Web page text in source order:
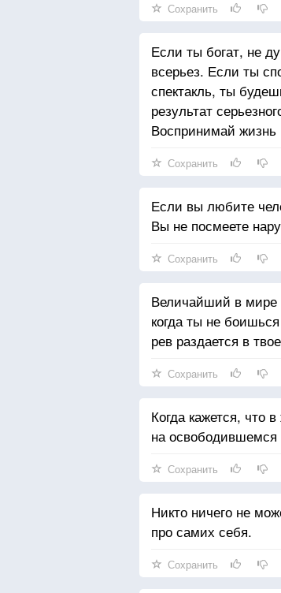
Сохранить
Если ты богат, не
всерьез. Если ты
спектакль, ты
результат
Воспринимай жизнь
Сохранить
Если вы любите
Вы не посмеете
Сохранить
Величайший в мире
когда ты не
рев раздается в
Сохранить
Когда кажется, что
на освободившемся
Сохранить
Никто ничего не
про самих себя.
Сохранить